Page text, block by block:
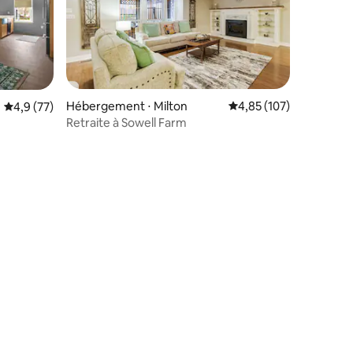
Évaluation moyenne sur la base de 77 commentaires : 4,9 sur 5
4,9 (77)
Hébergement ⋅ Milton Évaluation moyenne
4,85 (107)
Retraite à Sowell Farm